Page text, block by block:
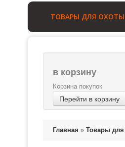
ТОВАРЫ ДЛЯ ОХОТЫ
в корзину
Корзина покупок
Перейти в корзину
Главная » Товары